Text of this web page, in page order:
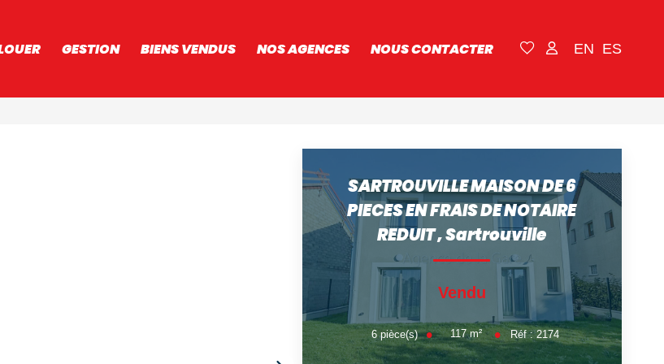
GESTION BIENS VENDUS NOS AGENCES NOUS CONTACTER EN ES
SARTROUVILLE MAISON DE 6
PIECES EN FRAIS DE NOTAIRE
REDUIT,Sartrouville
Vendu
6pièce(s) 117m² Réf :2174